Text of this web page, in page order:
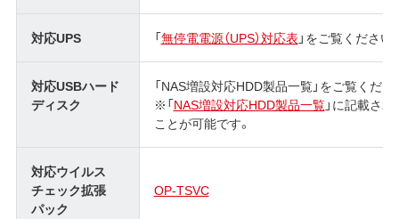
対応UPS 「無停電電源（UPS）対応表」をご覧ください
対応USBハード
ディスク
「NAS増設対応HDD製品一覧」をご覧くださ
※「NAS増設対応HDD製品一覧」に記載さ
ことが可能です。
対応ウイルス
チェック拡張
パック
OP-TSVC